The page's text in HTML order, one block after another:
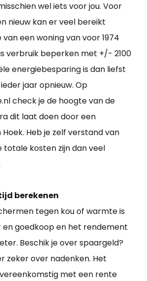
wel iets voor jou. Voor
nieuw kan er veel bereikt
een woning van voor 1974
verbruik beperken met +/- 2100
energiebesparing is dan liefst
jaar opnieuw. Op
check je de hoogte van de
dit laat doen door een
Heb je zelf verstand van
totale kosten zijn dan veel
berekenen
tegen kou of warmte is
goedkoop en het rendement
Beschik je over spaargeld?
zeker over nadenken. Het
met een rente